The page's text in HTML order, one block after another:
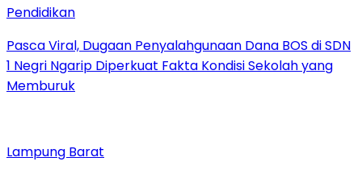
Pendidikan
Pasca Viral, Dugaan Penyalahgunaan Dana BOS di SDN
1 Negri Ngarip Diperkuat Fakta Kondisi Sekolah yang
Memburuk
Lampung Barat